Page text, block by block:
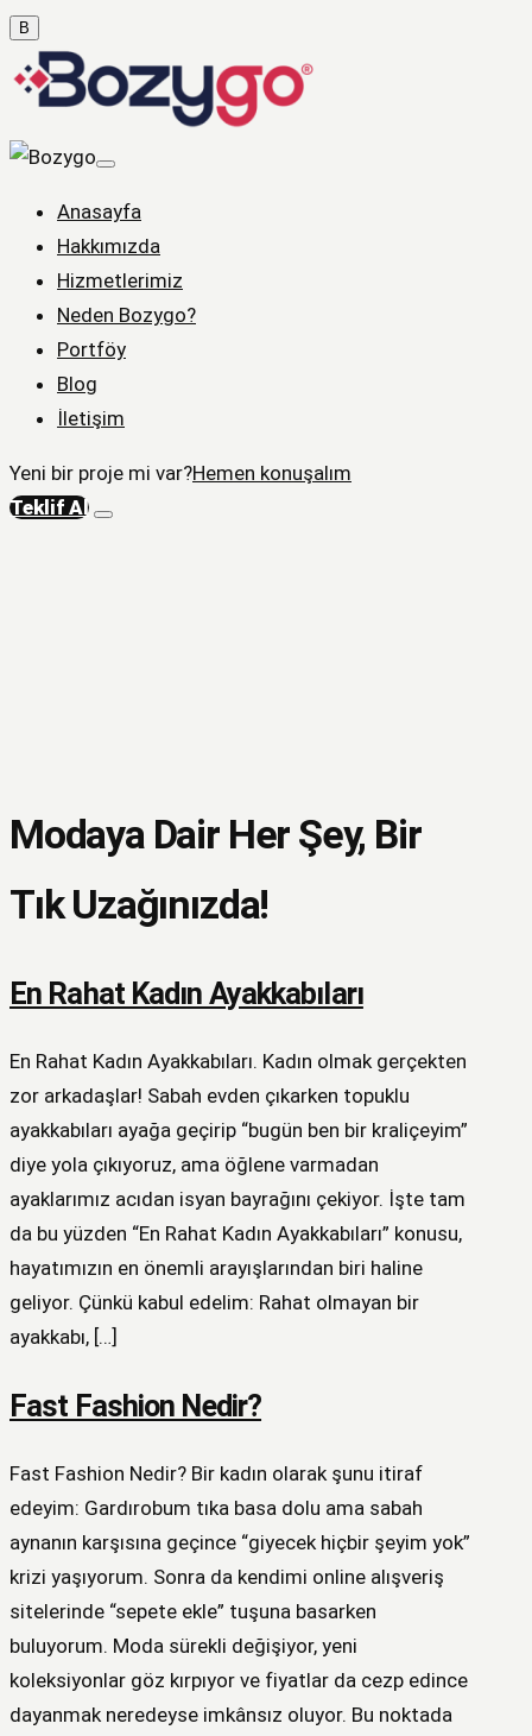
B
Anasayfa
Hakkımızda
Hizmetlerimiz
Neden Bozygo?
Portföy
Blog
İletişim
Yeni bir proje mi var?Hemen konuşalım
Teklif Al
Modaya Dair Her Şey, Bir
Tık Uzağınızda!
En Rahat Kadın Ayakkabıları
En Rahat Kadın Ayakkabıları. Kadın olmak gerçekten
zor arkadaşlar! Sabah evden çıkarken topuklu
ayakkabıları ayağa geçirip “bugün ben bir kraliçeyim”
diye yola çıkıyoruz, ama öğlene varmadan
ayaklarımız acıdan isyan bayrağını çekiyor. İşte tam
da bu yüzden “En Rahat Kadın Ayakkabıları” konusu,
hayatımızın en önemli arayışlarından biri haline
geliyor. Çünkü kabul edelim: Rahat olmayan bir
ayakkabı, […]
Fast Fashion Nedir?
Fast Fashion Nedir? Bir kadın olarak şunu itiraf
edeyim: Gardırobum tıka basa dolu ama sabah
aynanın karşısına geçince “giyecek hiçbir şeyim yok”
krizi yaşıyorum. Sonra da kendimi online alışveriş
sitelerinde “sepete ekle” tuşuna basarken
buluyorum. Moda sürekli değişiyor, yeni
koleksiyonlar göz kırpıyor ve fiyatlar da cezp edince
dayanmak neredeyse imkânsız oluyor. Bu noktada